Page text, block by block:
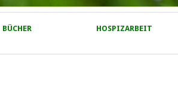
BÜCHER HOSPIZARBEIT